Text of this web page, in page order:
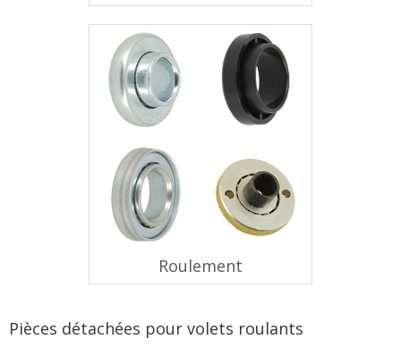
Roulement
Pièces détachées pour volets roulants